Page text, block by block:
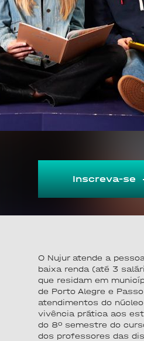
Inscreva-se
O Nujur atende a
baixa renda (até 3
que residam em
de Porto Alegre e
atendimentos do
vivência prática aos
do 8º semestre do
dos professores das